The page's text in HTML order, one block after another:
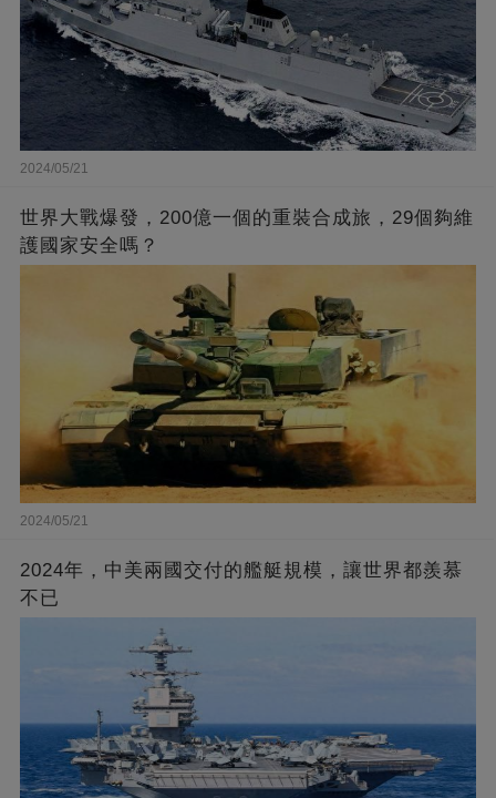
2024/05/21
世界大戰爆發，200億一個的重裝合成旅，29個夠維
護國家安全嗎？
2024/05/21
2024年，中美兩國交付的艦艇規模，讓世界都羨慕
不已